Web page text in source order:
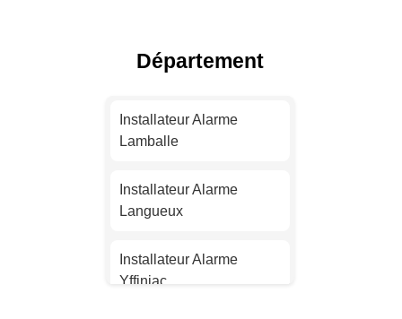
Installateur Alarme Nice
Nantes
Strasbourg
Montpellier
Département
Installateur Alarme
Lamballe
Installateur Alarme
Langueux
Installateur Alarme
Yffiniac